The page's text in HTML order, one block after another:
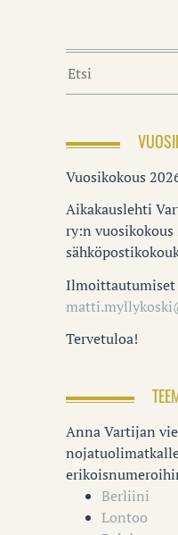
Vuosikokous
Aikakauslehti
ry:n
Ilmoittautumiset
Tervetuloa!
Anna Vartijan
Berliini
Lontoo